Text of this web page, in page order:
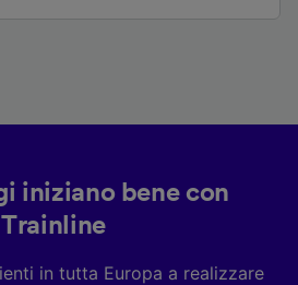
iniziano bene con
Trainline
in tutta Europa a realizzare